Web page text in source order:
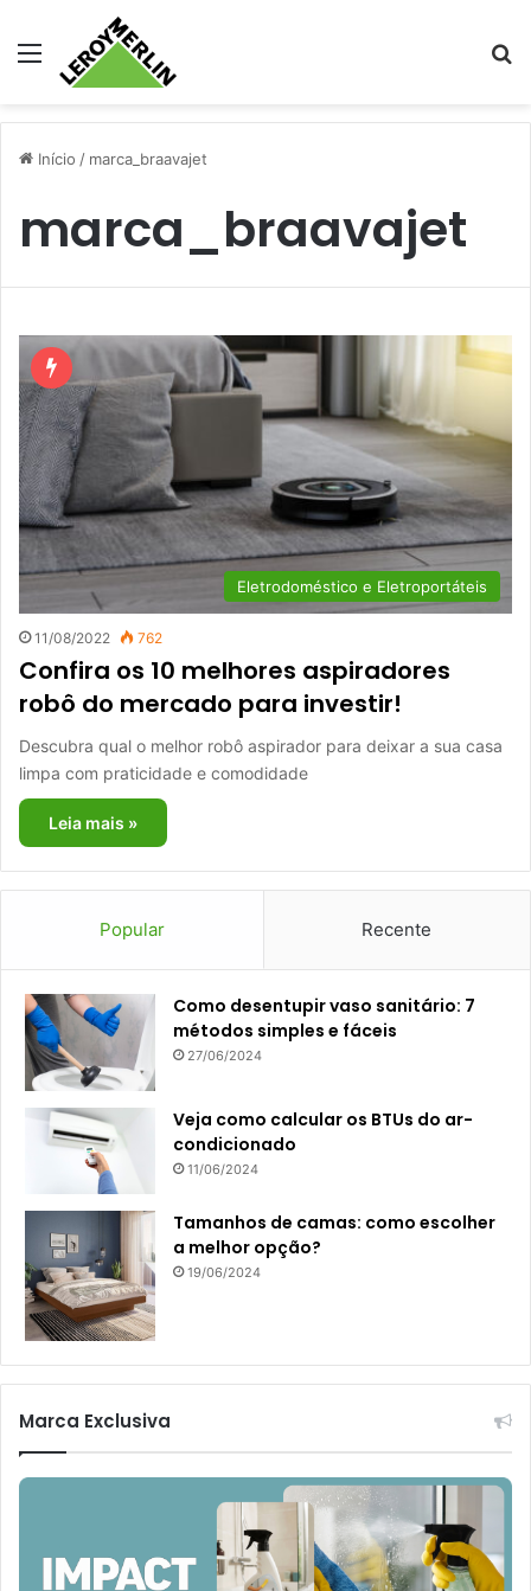
Menu
Início / marca_braavajet
marca_braavajet
Eletrodoméstico e Eletroportáteis
11/08/2022 762
Confira os 10 melhores aspiradores
robô do mercado para investir!
Descubra qual o melhor robô aspirador para deixar a sua casa
limpa com praticidade e comodidade
Leia mais »
Popular Recente
Como desentupir vaso sanitário: 7
métodos simples e fáceis
27/06/2024
Veja como calcular os BTUs do ar-
condicionado
11/06/2024
Tamanhos de camas: como escolher
a melhor opção?
19/06/2024
Marca Exclusiva